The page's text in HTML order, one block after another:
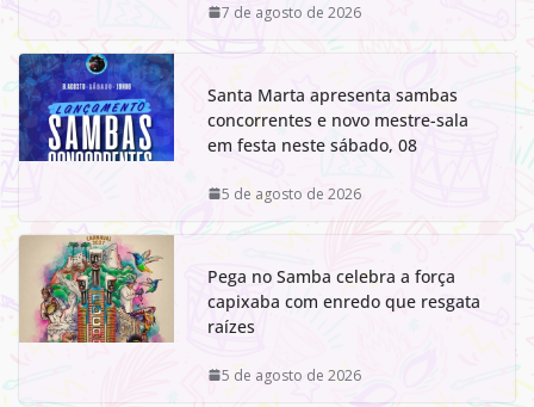
7 de agosto de 2026
Santa Marta apresenta sambas
concorrentes e novo mestre-sala
em festa neste sábado, 08
5 de agosto de 2026
Pega no Samba celebra a força
capixaba com enredo que resgata
raízes
5 de agosto de 2026